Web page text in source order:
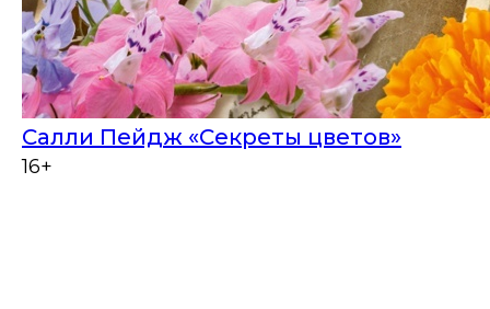
Салли Пейдж «Секреты цветов»
16+